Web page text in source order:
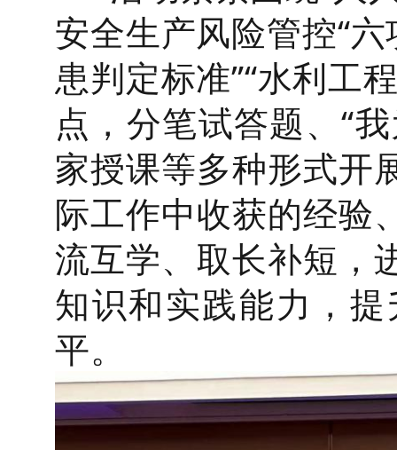
安全生产风险管控“
患判定标准”“水利工
点，分笔试答题、“
家授课等多种形式开
际工作中收获的经验
流互学、取长补短，
知识和实践能力，
平。